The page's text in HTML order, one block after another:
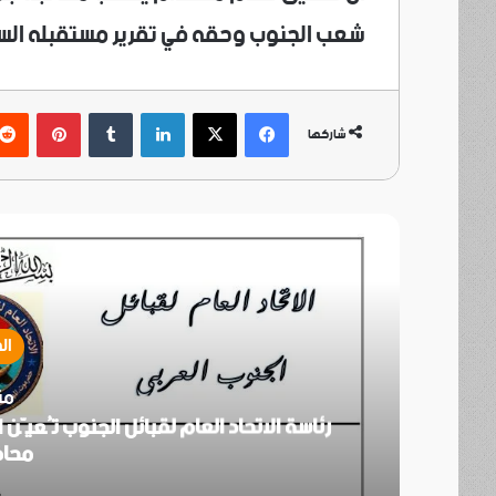
شعب الجنوب وحقه في تقرير مستقبله
شاركها فيسبوك
‫X لينكدإن
‏Tumblr
منسقية الانتقالي الجنوبي بجامعة